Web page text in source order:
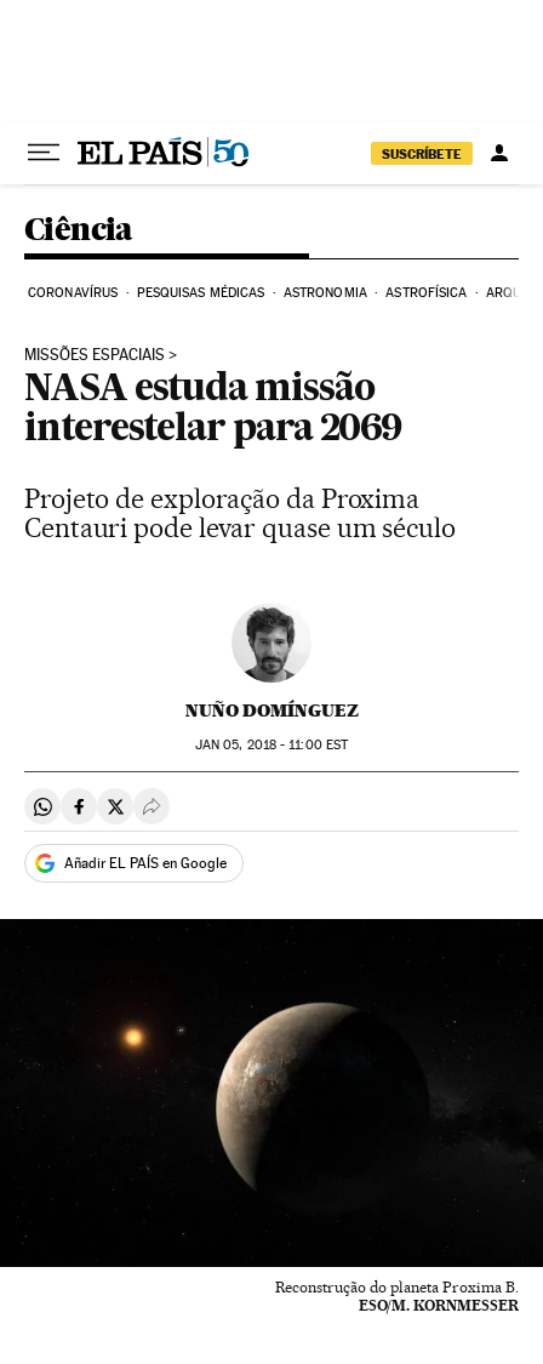
SUSCRÍBETE
Ciência
CORONAVÍRUS PESQUISAS MÉDICAS ASTRONOMIA ASTROFÍSICA
MISSÕES ESPACIAIS
NASA estuda missão
interestelar para 2069
Projeto de exploração da Proxima
Centauri pode levar quase um século
NUÑO DOMÍNGUEZ
JAN 05, 2018 - 11:00EST
Compartir en Whatsapp
Compartir en Facebook
Compartir en Twitter
Desplegar Redes Sociales
Añadir EL PAÍS en Google
Reconstrução do planeta Proxima B.
ESO/M. KORNMESSER